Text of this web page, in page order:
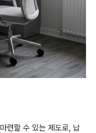
련할 수 있는 제도로, 납